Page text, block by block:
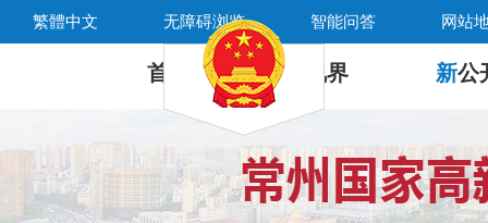
繁體中文 无障碍浏览 智能问答 网站
首 页 新 视界 新公